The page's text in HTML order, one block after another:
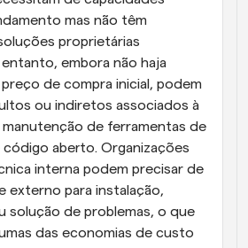
mas não têm
proprietárias
embora não haja
de compra inicial, podem
ou indiretos associados à
de ferramentas de
aberto. Organizações
interna podem precisar de
externo para instalação,
solução de problemas, o que
das economias de custo